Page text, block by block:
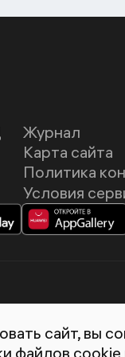
сайт, вы
файлов cookie
Журнал
Карта сайта
Политика
Условия
Лебедева